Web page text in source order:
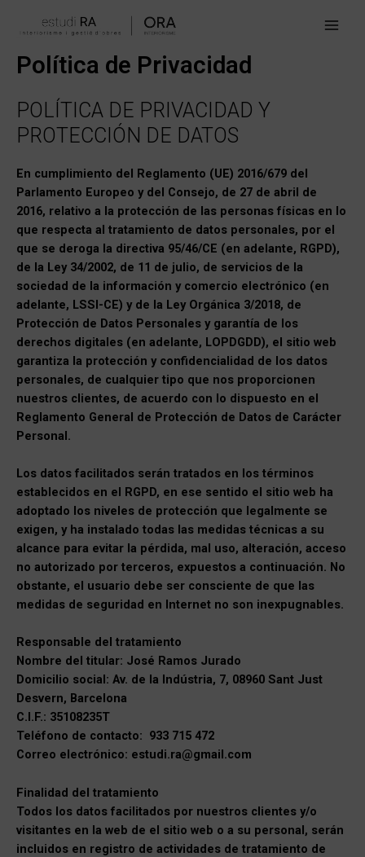
Main
Política de Privacidad
POLÍTICA DE PRIVACIDAD Y
PROTECCIÓN DE DATOS
En cumplimiento del Reglamento (UE) 2016/679 del
Parlamento Europeo y del Consejo, de 27 de abril de
2016, relativo a la protección de las personas físicas en lo
que respecta al tratamiento de datos personales, por el
que se deroga la directiva 95/46/CE (en adelante, RGPD),
de la Ley 34/2002, de 11 de julio, de servicios de la
sociedad de la información y comercio electrónico (en
adelante, LSSI-CE) y de la Ley Orgánica 3/2018, de
Protección de Datos Personales y garantía de los
derechos digitales (en adelante, LOPDGDD), el sitio web
garantiza la protección y confidencialidad de los datos
personales, de cualquier tipo que nos proporcionen
nuestros clientes, de acuerdo con lo dispuesto en el
Reglamento General de Protección de Datos de Carácter
Personal.
Los datos facilitados serán tratados en los términos
establecidos en el RGPD, en ese sentido el sitio web ha
adoptado los niveles de protección que legalmente se
exigen, y ha instalado todas las medidas técnicas a su
alcance para evitar la pérdida, mal uso, alteración, acceso
no autorizado por terceros, expuestos a continuación. No
obstante, el usuario debe ser consciente de que las
medidas de seguridad en Internet no son inexpugnables.
Responsable del tratamiento
Nombre del titular: José Ramos Jurado
Domicilio social: Av. de la Indústria, 7, 08960 Sant Just
Desvern, Barcelona
C.I.F.: 35108235T
Teléfono de contacto: 933 715 472
Correo electrónico: estudi.ra@gmail.com
Finalidad del tratamiento
Todos los datos facilitados por nuestros clientes y/o
visitantes en la web de el sitio web o a su personal, serán
incluidos en registro de actividades de tratamiento de